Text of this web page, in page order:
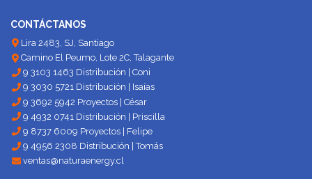
CONTÁCTANOS
Lira 2483, SJ, Santiago
Camino El Peumo, Lote 2C, Talagante
9 3103 1463 Distribución | Coni
9 3030 5721 Distribución | Isaías
9 3692 5942 Proyectos | César
9 4932 0741 Distribución | Priscilla
9 8737 6009 Proyectos | Felipe
9 4956 2308 Distribución | Tomás
ventas@naturaenergy.cl